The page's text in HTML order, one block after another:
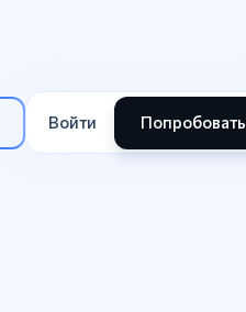
Войти Попробовать